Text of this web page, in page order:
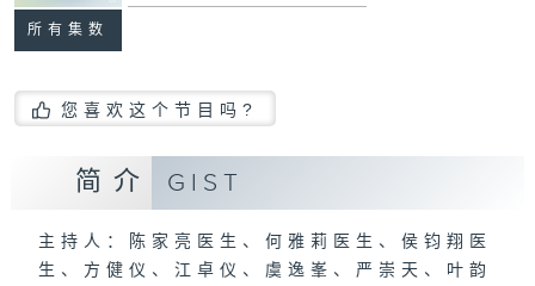
所有集数
您喜欢这个节目吗?
简介 GIST
主持人：陈家亮医生、何雅莉医生、侯钧翔医
生、方健仪、江卓仪、虞逸峯、严崇天、叶韵